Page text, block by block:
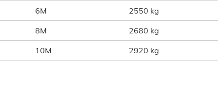
6M 2550 kg
8M 2680 kg
10M 2920 kg